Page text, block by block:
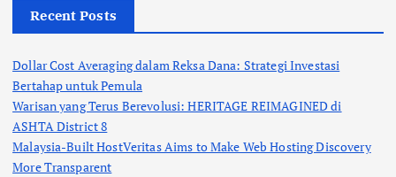
Recent Posts
Dollar Cost Averaging dalam Reksa Dana: Strategi Investasi
Bertahap untuk Pemula
Warisan yang Terus Berevolusi: HERITAGE REIMAGINED di
ASHTA District 8
Malaysia-Built HostVeritas Aims to Make Web Hosting Discovery
More Transparent